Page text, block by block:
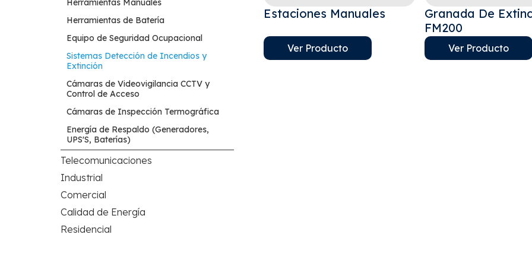
Herramientas Manuales
Herramientas de Batería
Equipo de Seguridad Ocupacional
Sistemas Detección de Incendios y
Extinción
Cámaras de Videovigilancia CCTV y
Control de Acceso
Cámaras de Inspección Termográfica
Energía de Respaldo (Generadores,
UPS'S, Baterías)
Telecomunicaciones
Industrial
Comercial
Calidad de Energía
Residencial
Estaciones Manuales
Ver Producto
Granada De
FM200
Ver Producto